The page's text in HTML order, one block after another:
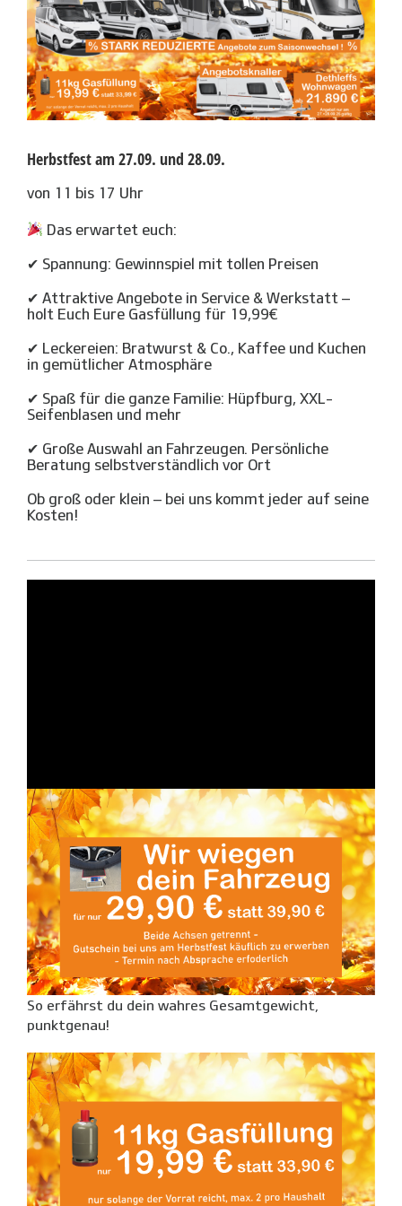
Herbstfest am 27.09. und 28.09.
von 11 bis 17 Uhr
Das erwartet euch:
✔ Spannung: Gewinnspiel mit tollen Preisen
✔ Attraktive Angebote in Service & Werkstatt –
holt Euch Eure Gasfüllung für 19,99€
✔ Leckereien: Bratwurst & Co., Kaffee und Kuchen
in gemütlicher Atmosphäre
✔ Spaß für die ganze Familie: Hüpfburg, XXL-
Seifenblasen und mehr
✔ Große Auswahl an Fahrzeugen. Persönliche
Beratung selbstverständlich vor Ort
Ob groß oder klein – bei uns kommt jeder auf seine
Kosten!
So erfährst du dein wahres Gesamtgewicht,
punktgenau!